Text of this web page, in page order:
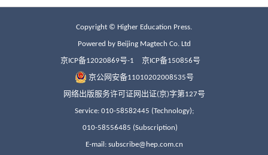
Copyright © Higher Education Press.
Powered by Beijing Magtech Co. Ltd
京ICP备12020869号-1 京ICP备150856号
京公网安备11010202008535号
网络出版服务许可证网出证(京)字第127号
Service: 010-58582445 (Technology);
010-58556485 (Subscription)
E-mail: subscribe@hep.com.cn